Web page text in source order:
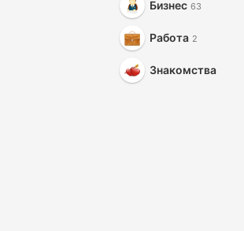
Бизнес 63
Работа 2
Знакомства